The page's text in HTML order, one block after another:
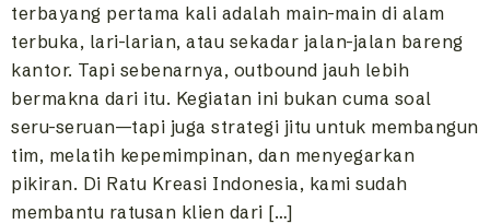
terbayang pertama kali adalah main-main di alam
terbuka, lari-larian, atau sekadar jalan-jalan bareng
kantor. Tapi sebenarnya, outbound jauh lebih
bermakna dari itu. Kegiatan ini bukan cuma soal
seru-seruan—tapi juga strategi jitu untuk membangun
tim, melatih kepemimpinan, dan menyegarkan
pikiran. Di Ratu Kreasi Indonesia, kami sudah
membantu ratusan klien dari […]